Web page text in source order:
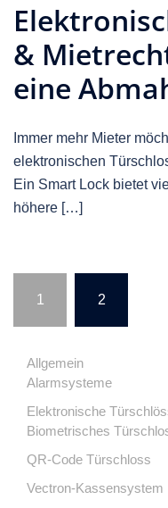
&
eine
Immer mehr Mieter
elektronischen
Ein Smart Lock bietet
höhere […]
1 2
Allgemein
Alarmsysteme
Elektronische
Biometrisches
QR-Code Türschloss
Vectron-Kassensystem